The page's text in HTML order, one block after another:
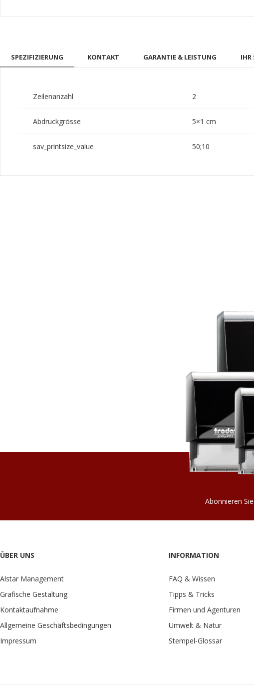
SPEZIFIZIERUNG KONTAKT GARANTIE & LEISTUNG IHR
Zeilenanzahl 2
Abdruckgrösse 5×1 cm
sav_printsize_value 50;10
Abonnieren
ÜBER UNS
Alstar Management
Grafische Gestaltung
Kontaktaufnahme
Allgemeine Geschäftsbedingungen
Impressum
INFORMATION
FAQ & Wissen
Tipps & Tricks
Firmen und Agenturen
Umwelt & Natur
Stempel-Glossar